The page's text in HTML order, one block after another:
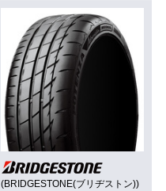
(BRIDGESTONE(ブリヂストン))